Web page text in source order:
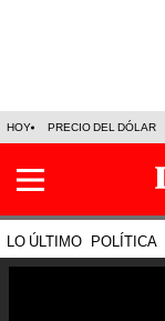
HOY PRECIO DEL DÓLAR
LO ÚLTIMO POLÍTICA